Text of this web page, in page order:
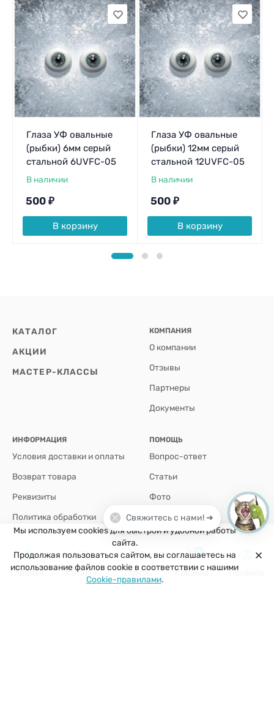
Глаза УФ овальные
(рыбки) 6мм серый
стальной 6UVFC-05
В наличии
500 ₽
В корзину
Глаза УФ овальные
(рыбки) 12мм серый
стальной 12UVFC-05
В наличии
500 ₽
В корзину
КАТАЛОГ
АКЦИИ
МАСТЕР-КЛАССЫ
КОМПАНИЯ
О компании
Отзывы
Партнеры
Документы
ИНФОРМАЦИЯ
Условия доставки и оплаты
Возврат товара
Реквизиты
Политика обработки
персональных данных
ПОМОЩЬ
Вопрос-ответ
Статьи
Фото
+7(926)907-64-35
Мы используем cookies для быстрой и удобной работы
сайта.
Продолжая пользоваться сайтом, вы соглашаетесь на
использование файлов cookie в соответствии с нашими
Cookie-правилами.
Главная Каталог Поиск
0
Корзина Профиль
Свяжитесь с нами! ➜